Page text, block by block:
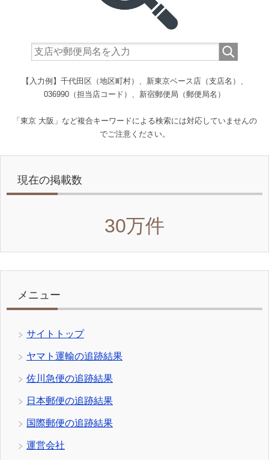
【入力例】千代田区（地区町村）、新東京ベース店（支店名）、
036990（担当店コード）、新宿郵便局（郵便局名）
「東京 大阪」など複合キーワードによる検索には対応していませんの
でご注意ください。
現在の掲載数
30万件
メニュー
サイトトップ
ヤマト運輸の追跡結果
佐川急便の追跡結果
日本郵便の追跡結果
国際郵便の追跡結果
運営会社